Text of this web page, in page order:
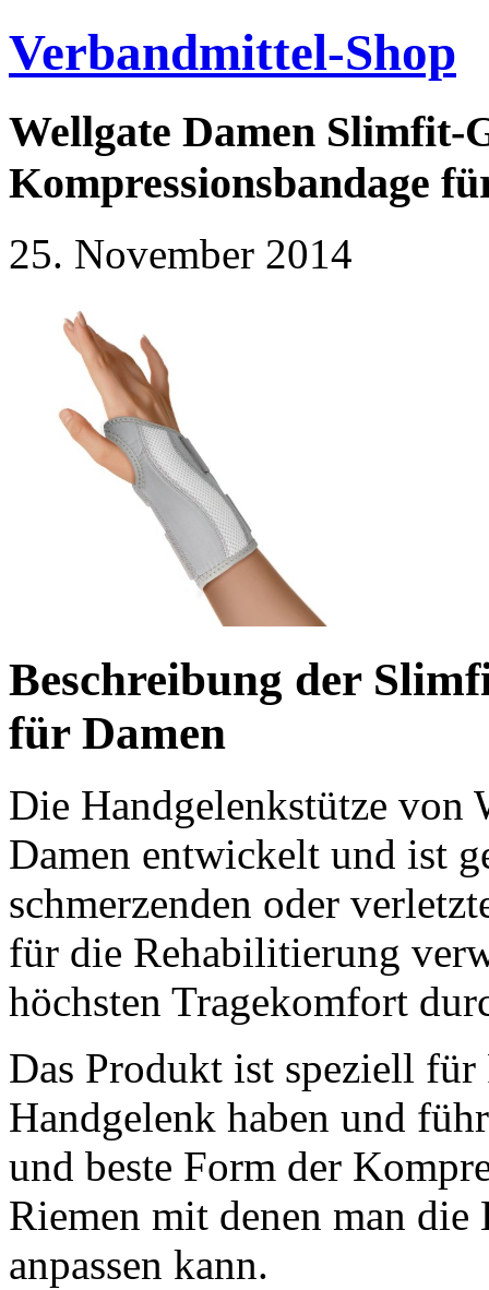
Verbandmittel-Shop
Wellgate Damen Slimfit-
Kompressionsbandage
25. November 2014
Beschreibung der
für Damen
Die Handgelenkstütze von
Damen entwickelt und ist
schmerzenden oder
für die Rehabilitierung
höchsten Tragekomfort
Das Produkt ist speziell
Handgelenk haben und
und beste Form der
Riemen mit denen man die
anpassen kann.